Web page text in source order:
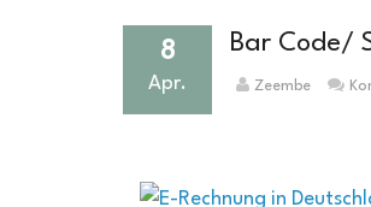
8
Apr.
Bar Code/
Zeembe